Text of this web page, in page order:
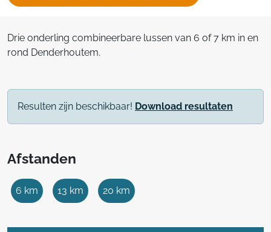
Drie onderling combineerbare lussen van 6 of 7 km in en
rond Denderhoutem.
Resulten zijn beschikbaar! Download resultaten
Afstanden
6 km 13 km 20 km